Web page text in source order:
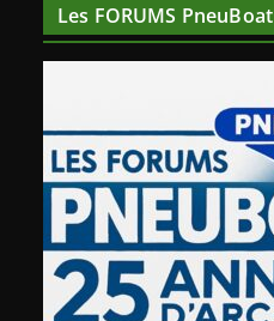
Les FORUMS PneuBoat